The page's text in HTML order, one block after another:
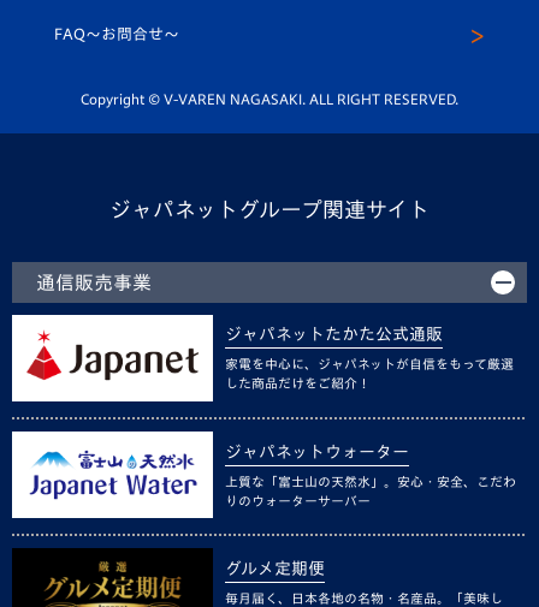
平和祈念活動
ホームタウン活動
スクール
FAQ〜お問合せ〜
Copyright © V-VAREN NAGASAKI. ALL RIGHT RESERVED.
ジャパネットグループ関連サイト
通信販売事業
ジャパネットたかた公式通販
家電を中心に、ジャパネットが自信をもって厳選
した商品だけをご紹介！
ジャパネットウォーター
上質な「富士山の天然水」。安心・安全、こだわ
りのウォーターサーバー
グルメ定期便
毎月届く、日本各地の名物・名産品。「美味し